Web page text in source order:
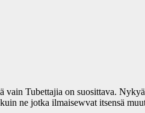
vain Tubettajia on suosittava.
ne jotka ilmaisewvat itsensä